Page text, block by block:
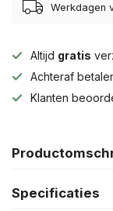
Werkdagen
Altijd gratis
Achteraf
Klanten
Specificaties